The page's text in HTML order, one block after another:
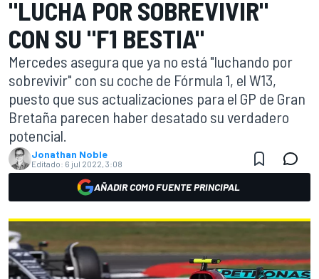
"LUCHA POR SOBREVIVIR"
CON SU "F1 BESTIA"
Mercedes asegura que ya no está "luchando por
sobrevivir" con su coche de Fórmula 1, el W13,
puesto que sus actualizaciones para el GP de Gran
Bretaña parecen haber desatado su verdadero
potencial.
Jonathan Noble
Editado: 6 jul 2022, 3:08
AÑADIR COMO FUENTE PRINCIPAL